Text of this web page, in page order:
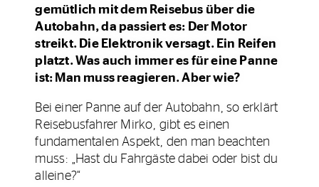
gemütlich mit dem Reisebus über die
Autobahn, da passiert es: Der Motor
streikt. Die Elektronik versagt. Ein Reifen
platzt. Was auch immer es für eine Panne
ist: Man muss reagieren. Aber wie?
Bei einer Panne auf der Autobahn, so erklärt
Reisebusfahrer Mirko, gibt es einen
fundamentalen Aspekt, den man beachten
muss: „Hast du Fahrgäste dabei oder bist du
alleine?“